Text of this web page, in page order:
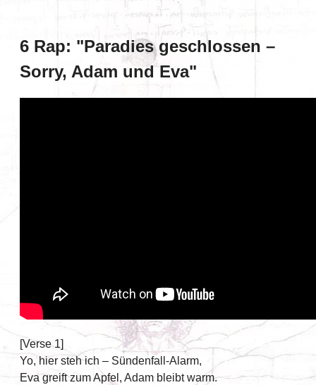
6 Rap: "Paradies geschlossen –
Sorry, Adam und Eva"
[Verse 1]
Yo, hier steh ich – Sündenfall-Alarm,
Eva greift zum Apfel, Adam bleibt warm.